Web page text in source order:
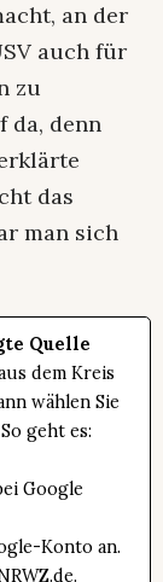
an der
auch für
zu
da, denn
das
man sich
Quelle
dem Kreis
wählen Sie
geht es:
Google
Konto an.